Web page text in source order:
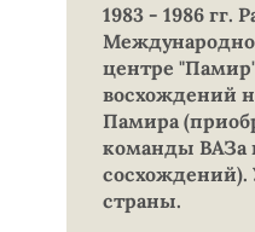
1983 - 1986 гг.
центре
восхождений
Памира
команды ВАЗа
сосхождений).
страны.